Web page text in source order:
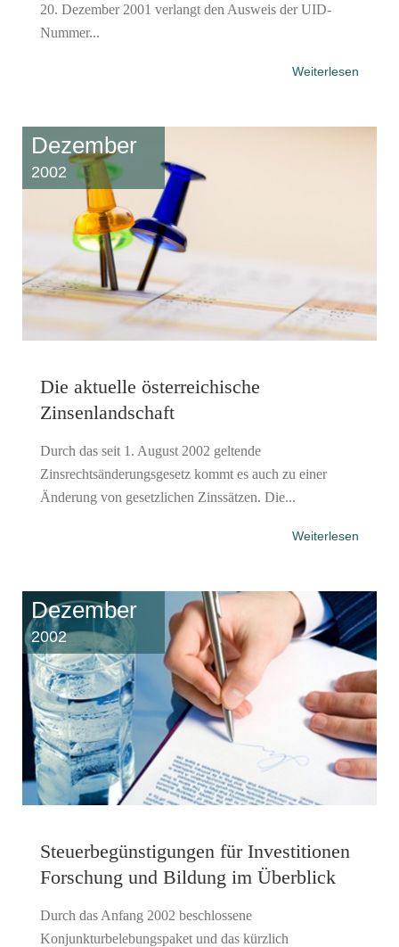
20. Dezember 2001 verlangt den Ausweis der UID-
Nummer...
Weiterlesen
Dezember
2002
Die aktuelle österreichische
Zinsenlandschaft
Durch das seit 1. August 2002 geltende
Zinsrechtsänderungsgesetz kommt es auch zu einer
Änderung von gesetzlichen Zinssätzen. Die...
Weiterlesen
Dezember
2002
Steuerbegünstigungen für Investitionen
Forschung und Bildung im Überblick
Durch das Anfang 2002 beschlossene
Konjunkturbelebungspaket und das kürzlich